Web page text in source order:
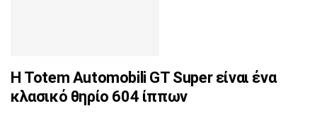
Η Totem Automobili GT Super είναι ένα
κλασικό θηρίο 604 ίππων